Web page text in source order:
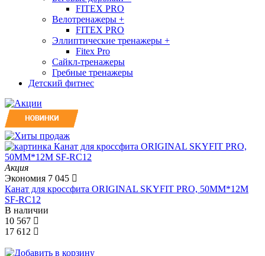
FITEX PRO
Велотренажеры +
FITEX PRO
Эллиптические тренажеры +
Fitex Pro
Сайкл-тренажеры
Гребные тренажеры
Детский фитнес
Акция
Экономия 7 045
Канат для кроссфита ORIGINAL SKYFIT PRO, 50MM*12M
SF-RС12
В наличии
10 567
17 612